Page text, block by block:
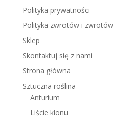
Polityka prywatności
Polityka zwrotów i zwrotów
Sklep
Skontaktuj się z nami
Strona główna
Sztuczna roślina
Anturium
Liście klonu